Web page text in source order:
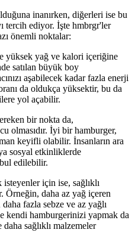
inanırken, diğerleri ise bu
tercih ediyor. İşte hmbrgr'ler
önemli noktalar:
yüksek yağ ve kalori içeriğine
satılan büyük boy
aşabilecek kadar fazla enerji
da oldukça yüksektir, bu da
yol açabilir.
bir nokta da,
olmasıdır. İyi bir hamburger,
keyifli olabilir. İnsanların ara
sosyal etkinliklerde
edilebilir.
isteyenler için ise, sağlıklı
Örneğin, daha az yağ içeren
fazla sebze ve az yağlı
kendi hamburgerinizi yapmak da
sağlıklı malzemeler